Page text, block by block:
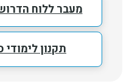
מעבר ללוח
תקנון